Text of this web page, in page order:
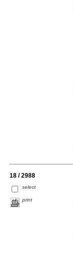
18 / 2988
select
print